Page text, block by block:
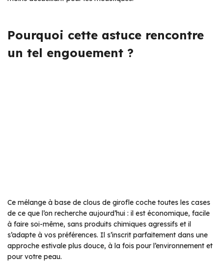
Pourquoi cette astuce rencontre
un tel engouement ?
Ce mélange à base de clous de girofle coche toutes les cases
de ce que l’on recherche aujourd’hui : il est économique, facile
à faire soi-même, sans produits chimiques agressifs et il
s’adapte à vos préférences. Il s’inscrit parfaitement dans une
approche estivale plus douce, à la fois pour l’environnement et
pour votre peau.